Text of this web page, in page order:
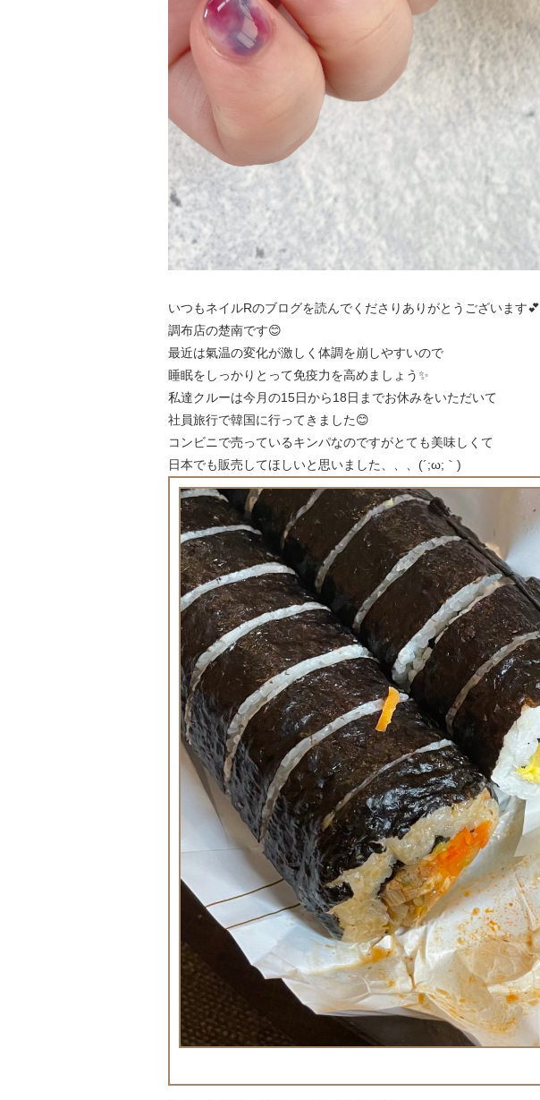
いつもネイルRのブログを読んでくださりありがとうございます💕
調布店の楚南です😊
最近は氣温の変化が激しく体調を崩しやすいので
睡眠をしっかりとって免疫力を高めましょう✨
私達クルーは今月の15日から18日までお休みをいただいて
社員旅行で韓国に行ってきました😊
コンビニで売っているキンパなのですがとても美味しくて
日本でも販売してほしいと思いました、、、(´;ω;｀)